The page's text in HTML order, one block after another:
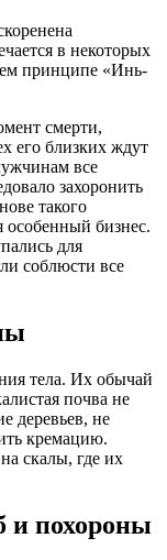
в некоторых
принципе «Инь-
смерти,
его близких ждут
все
захоронить
такого
особенный бизнес.
для
соблюсти все
тела. Их обычай
почва не
деревьев, не
кремацию.
скалы, где их
и похороны